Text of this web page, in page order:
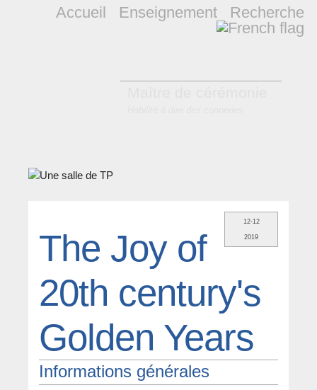
Accueil Enseignement Recherche
12-12
2019
The Joy of
20th century's
Golden Years
Informations générales